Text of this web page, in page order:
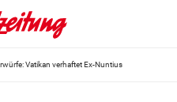
Vatikan verhaftet Ex-Nuntius